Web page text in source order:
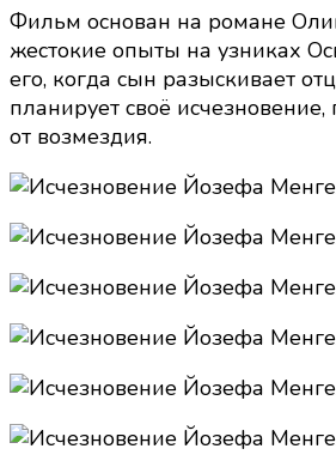
Фильм основан на романе
жестокие опыты на узниках
его, когда сын разыскивает
планирует своё
от возмездия.